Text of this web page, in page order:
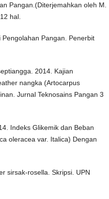
Pangan.(Diterjemahkan oleh M.
hal.
Pengolahan Pangan. Penerbit
2014. Kajian
nangka (Artocarpus
Jurnal Teknosains Pangan 3
Indeks Glikemik dan Beban
oleracea var. Italica) Dengan
sirsak-rosella. Skripsi. UPN